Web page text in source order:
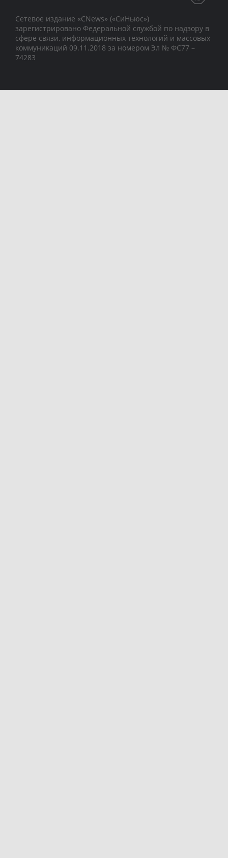
Сетевое издание «CNews» («СиНьюс»)
зарегистрировано Федеральной службой по надзору в
сфере связи, информационных технологий и массовых
коммуникаций 09.11.2018 за номером Эл № ФС77 –
74283